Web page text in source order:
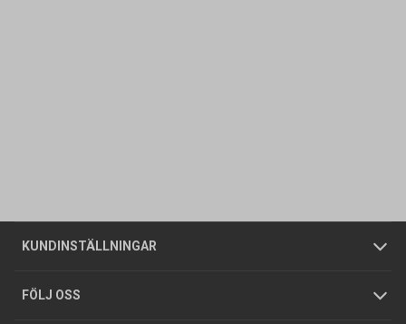
KUNDINSTÄLLNINGAR
Företagskund / Privatkund
FÖLJ OSS
Allmänna försäljningsvillkor
Integritetspolicy
Butiker
Foldrar och kataloger
Om oss
Tjänster